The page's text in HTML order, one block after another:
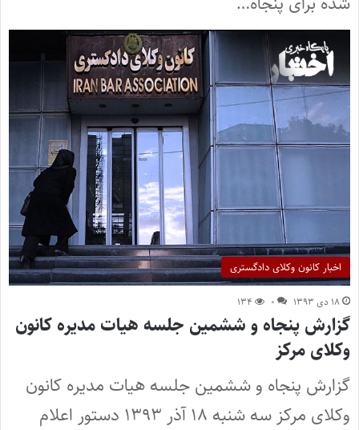
اخبار کانون وکلای دادگستری
۱۸ دی ۱۳۹۳ ۰ ۱۳۴
گزارش پنجاه و ششمین جلسه هیات مدیره کانون
وکلای مرکز
گزارش پنجاه و ششمین جلسه هیات مدیره کانون
وکلای مرکز سه شنبه ۱۸ آذر ۱۳۹۳ دستور اعلام